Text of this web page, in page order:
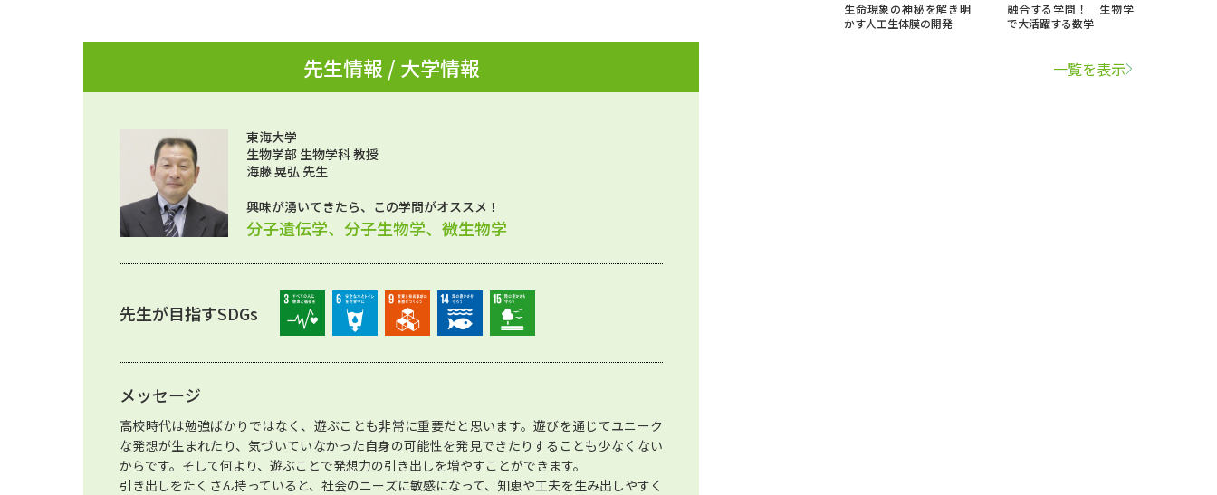
先生情報 / 大学情報
東海大学
生物学部 生物学科 教授
海藤 晃弘 先生
興味が湧いてきたら、この学問がオススメ！
分子遺伝学、分子生物学、微生物学
先生が目指すSDGs
メッセージ
高校時代は勉強ばかりではなく、遊ぶことも非常に重要だと思います。遊びを通じてユニーク
な発想が生まれたり、気づいていなかった自身の可能性を発見できたりすることも少なくない
からです。そして何より、遊ぶことで発想力の引き出しを増やすことができます。
引き出しをたくさん持っていると、社会のニーズに敏感になって、知恵や工夫を生み出しやすく
生命現象の神秘を解き明
かす人工生体膜の開発
融合する学問！ 生物学
で大活躍する数学
一覧を表示